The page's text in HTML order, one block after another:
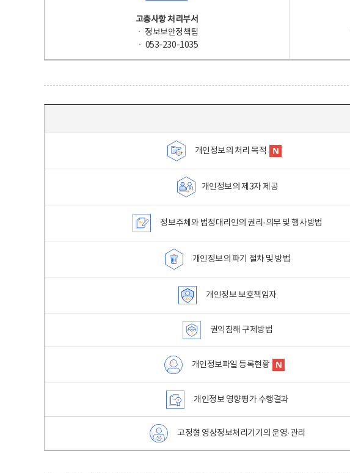
고충사항 처리부서
ㆍ 정보보안정책팀
ㆍ 053-230-1035
개인정보의 처리 목적
개인정보의 제3자 제공
정보주체와 법정대리인의 권리·의무 및 행사방법
개인정보의 파기 절차 및 방법
개인정보 보호책임자
권익침해 구제방법
개인정보파일 등록현황
개인정보 영향평가 수행결과
고정형 영상정보처리기기의 운영·관리